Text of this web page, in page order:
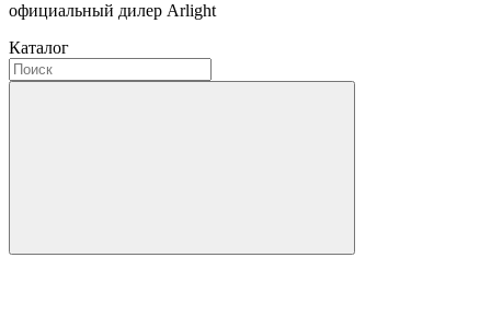
официальный дилер Arlight
Каталог